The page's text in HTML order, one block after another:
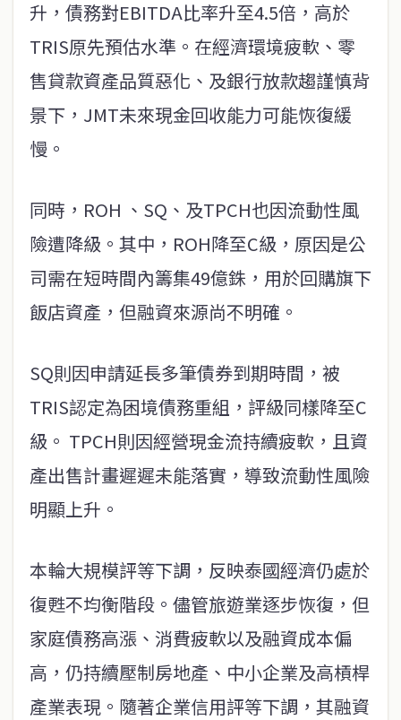
升，債務對EBITDA比率升至4.5倍，高於
TRIS原先預估水準。在經濟環境疲軟、零
售貸款資產品質惡化、及銀行放款趨謹慎背
景下，JMT未來現金回收能力可能恢復緩
慢。
同時，ROH 、SQ、及TPCH也因流動性風
險遭降級。其中，ROH降至C級，原因是公
司需在短時間內籌集49億銖，用於回購旗下
飯店資產，但融資來源尚不明確。
SQ則因申請延長多筆債券到期時間，被
TRIS認定為困境債務重組，評級同樣降至C
級。 TPCH則因經營現金流持續疲軟，且資
產出售計畫遲遲未能落實，導致流動性風險
明顯上升。
本輪大規模評等下調，反映泰國經濟仍處於
復甦不均衡階段。儘管旅遊業逐步恢復，但
家庭債務高漲、消費疲軟以及融資成本偏
高，仍持續壓制房地產、中小企業及高槓桿
產業表現。隨著企業信用評等下調，其融資